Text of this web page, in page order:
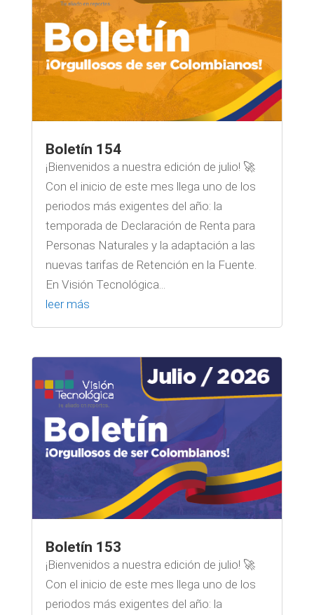
Boletín 154
¡Bienvenidos a nuestra edición de julio! 🚀
Con el inicio de este mes llega uno de los
periodos más exigentes del año: la
temporada de Declaración de Renta para
Personas Naturales y la adaptación a las
nuevas tarifas de Retención en la Fuente.
En Visión Tecnológica...
leer más
Boletín 153
¡Bienvenidos a nuestra edición de julio! 🚀
Con el inicio de este mes llega uno de los
periodos más exigentes del año: la